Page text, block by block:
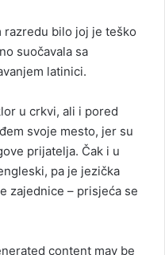
razredu bilo joj je teško
suočavala sa
latinici.
u crkvi, ali i pored
svoje mesto, jer su
prijatelja. Čak i u
pa je jezička
zajednice – prisjeća se